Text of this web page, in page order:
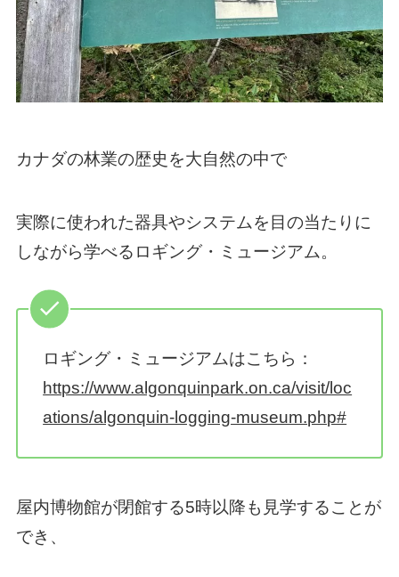
カナダの林業の歴史を大自然の中で
実際に使われた器具やシステムを目の当たりに
しながら学べるロギング・ミュージアム。
ロギング・ミュージアムはこちら：
https://www.algonquinpark.on.ca/visit/loc
ations/algonquin-logging-museum.php#
屋内博物館が閉館する5時以降も見学することが
でき、